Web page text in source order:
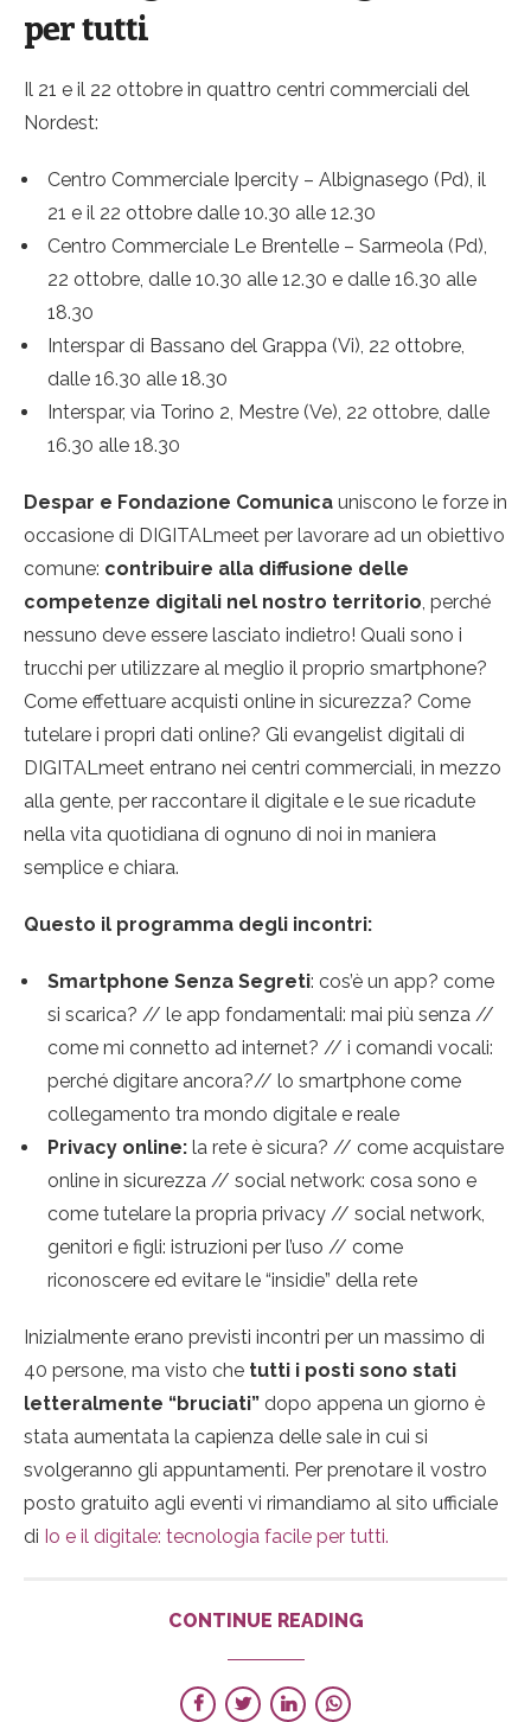
per tutti
Il 21 e il 22 ottobre in quattro centri commerciali del
Nordest:
Centro Commerciale Ipercity – Albignasego (Pd), il
21 e il 22 ottobre dalle 10.30 alle 12.30
Centro Commerciale Le Brentelle – Sarmeola (Pd),
22 ottobre, dalle 10.30 alle 12.30 e dalle 16.30 alle
18.30
Interspar di Bassano del Grappa (Vi), 22 ottobre,
dalle 16.30 alle 18.30
Interspar, via Torino 2, Mestre (Ve), 22 ottobre, dalle
16.30 alle 18.30
Despar e Fondazione Comunica uniscono le forze in
occasione di DIGITALmeet per lavorare ad un obiettivo
comune: contribuire alla diffusione delle
competenze digitali nel nostro territorio, perché
nessuno deve essere lasciato indietro! Quali sono i
trucchi per utilizzare al meglio il proprio smartphone?
Come effettuare acquisti online in sicurezza? Come
tutelare i propri dati online? Gli evangelist digitali di
DIGITALmeet entrano nei centri commerciali, in mezzo
alla gente, per raccontare il digitale e le sue ricadute
nella vita quotidiana di ognuno di noi in maniera
semplice e chiara.
Questo il programma degli incontri:
Smartphone Senza Segreti: cos’è un app? come
si scarica? // le app fondamentali: mai più senza //
come mi connetto ad internet? // i comandi vocali:
perché digitare ancora?// lo smartphone come
collegamento tra mondo digitale e reale
Privacy online: la rete è sicura? // come acquistare
online in sicurezza // social network: cosa sono e
come tutelare la propria privacy // social network,
genitori e figli: istruzioni per l’uso // come
riconoscere ed evitare le “insidie” della rete
Inizialmente erano previsti incontri per un massimo di
40 persone, ma visto che tutti i posti sono stati
letteralmente “bruciati” dopo appena un giorno è
stata aumentata la capienza delle sale in cui si
svolgeranno gli appuntamenti. Per prenotare il vostro
posto gratuito agli eventi vi rimandiamo al sito ufficiale
di Io e il digitale: tecnologia facile per tutti.
CONTINUE READING